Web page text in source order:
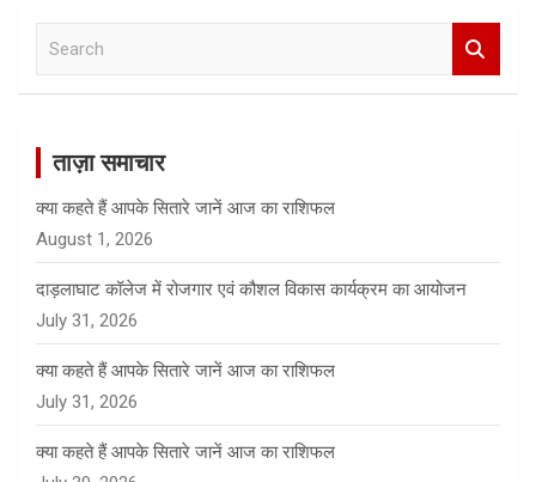
ताज़ा समाचार
क्या कहते हैं आपके सितारे जानें आज का राशिफल
August 1, 2026
दाड़लाघाट कॉलेज में रोजगार एवं कौशल विकास कार्यक्रम का आयोजन
July 31, 2026
क्या कहते हैं आपके सितारे जानें आज का राशिफल
July 31, 2026
क्या कहते हैं आपके सितारे जानें आज का राशिफल